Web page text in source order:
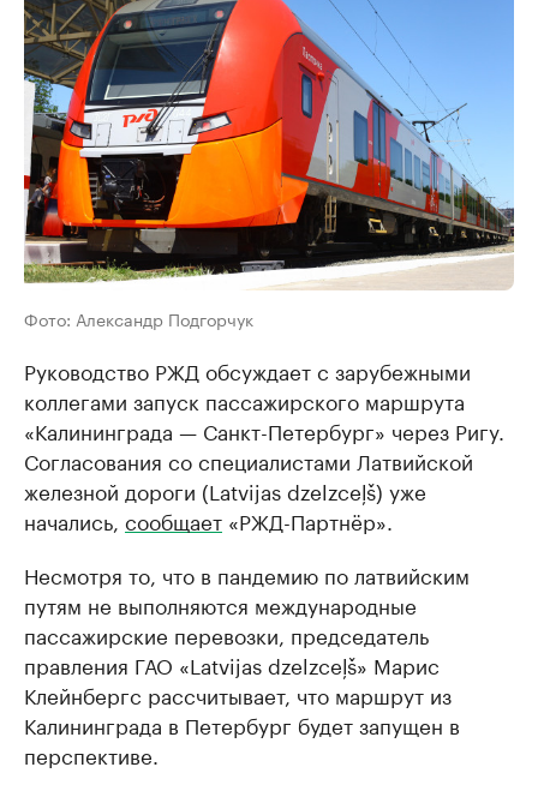
Фото: Александр Подгорчук
Руководство РЖД обсуждает с зарубежными
коллегами запуск пассажирского маршрута
«Калининграда — Санкт-Петербург» через Ригу.
Согласования со специалистами Латвийской
железной дороги (Latvijas dzelzceļš) уже
начались, сообщает «РЖД-Партнёр».
Несмотря то, что в пандемию по латвийским
путям не выполняются международные
пассажирские перевозки, председатель
правления ГАО «Latvijas dzelzceļš» Марис
Клейнбергс рассчитывает, что маршрут из
Калининграда в Петербург будет запущен в
перспективе.